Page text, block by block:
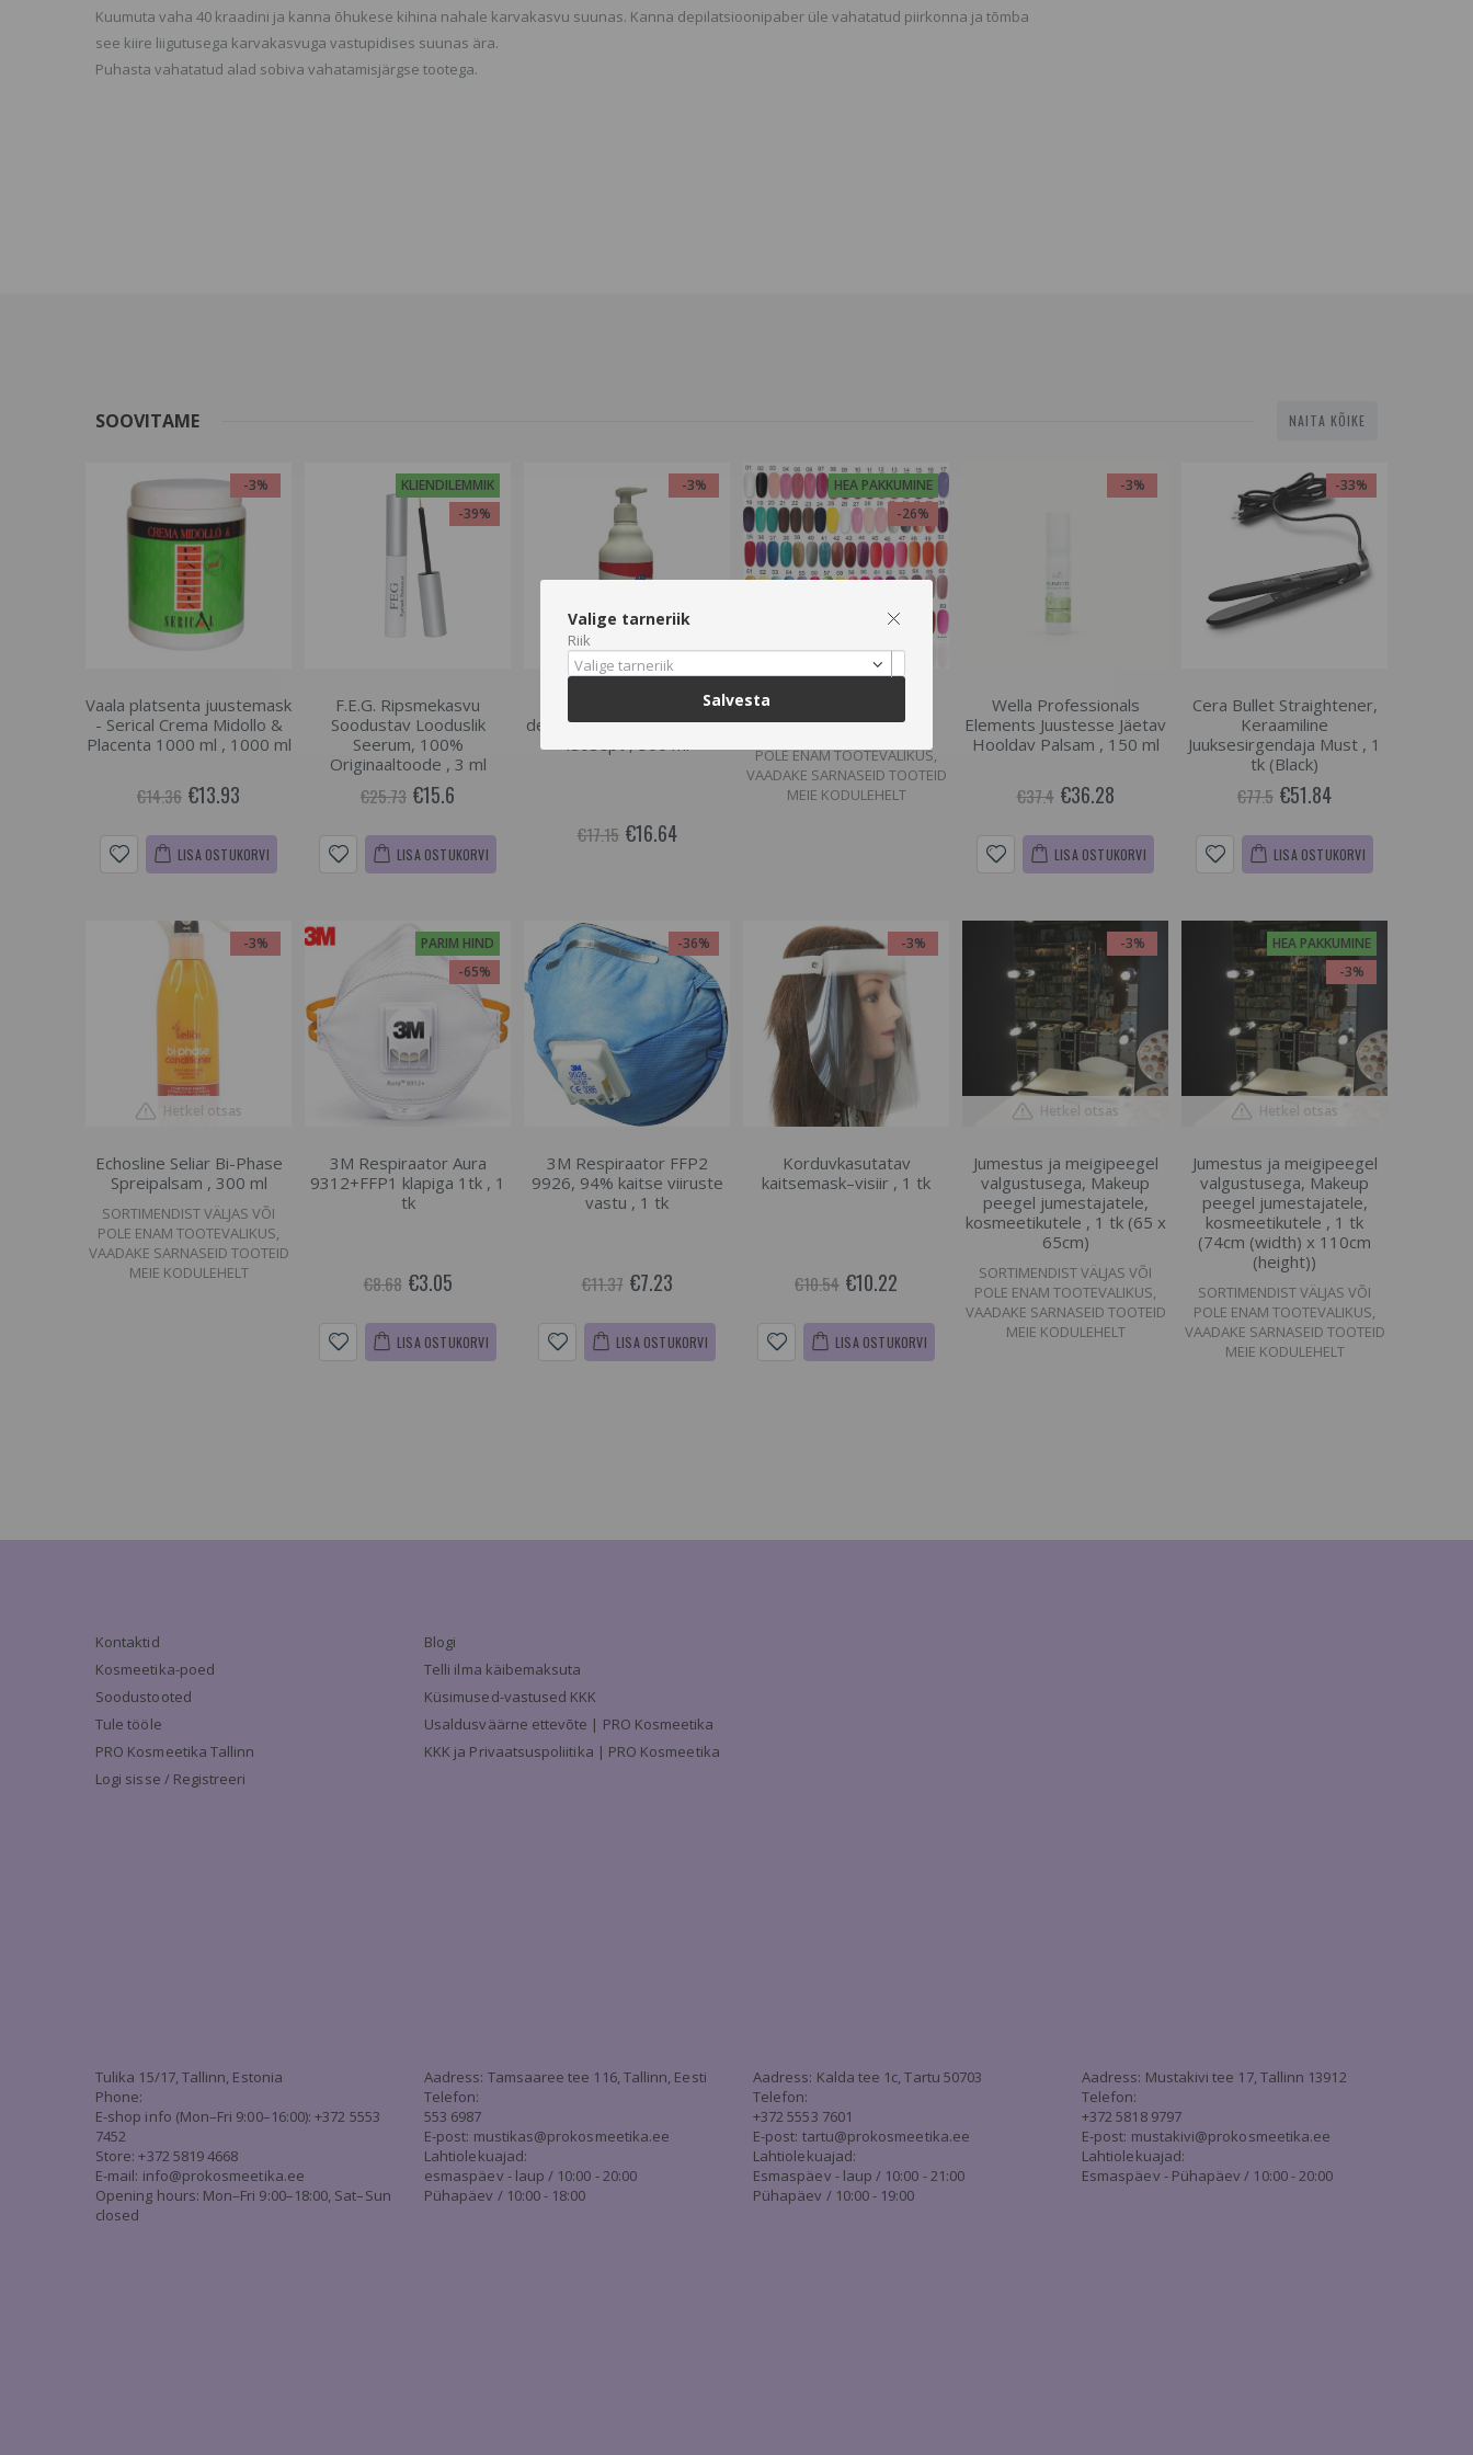
Kuumuta vaha 40 kraadini ja kanna õhukese kihina nahale karvakasvu suunas. Kanna depilatsioonipaber üle vahatatud piirkonna ja tõmba
see kiire liigutusega karvakasvuga vastupidises suunas ära.
Puhasta vahatatud alad sobiva vahatamisjärgse tootega.
SOOVITAME NAITA KÕIKE
-3%
Vaala platsenta juustemask
- Serical Crema Midollo &
Placenta 1000 ml , 1000 ml
€14.36 €13.93
LISA OSTUKORVI
KLIENDILEMMIK
-39%
F.E.G. Ripsmekasvu
Soodustav Looduslik
Seerum, 100%
Originaaltoode , 3 ml
€25.73 €15.6
LISA OSTUKORVI
-3%
Hetkel otsas
Antiseptiline geel käte
desinfitseerimiseks, Erisan
Isosept , 500 ml
€17.15 €16.64
HEA PAKKUMINE
-26%
Hetkel otsas
Geellakk Aden, 10ml.
POLE ENAM TOOTEVALIKUS,
VAADAKE SARNASEID TOOTEID
MEIE KODULEHELT
-3%
Wella Professionals
Elements Juustesse Jäetav
Hooldav Palsam , 150 ml
€37.4 €36.28
LISA OSTUKORVI
-33%
Cera Bullet Straightener,
Keraamiline
Juuksesirgendaja Must , 1
tk (Black)
€77.5 €51.84
LISA OSTUKORVI
-3%
Hetkel otsas
Echosline Seliar Bi-Phase
Spreipalsam , 300 ml
SORTIMENDIST VÄLJAS VÕI
POLE ENAM TOOTEVALIKUS,
VAADAKE SARNASEID TOOTEID
MEIE KODULEHELT
PARIM HIND
-65%
3M Respiraator Aura
9312+FFP1 klapiga 1tk , 1
tk
€8.68 €3.05
LISA OSTUKORVI
-36%
3M Respiraator FFP2
9926, 94% kaitse viiruste
vastu , 1 tk
€11.37 €7.23
LISA OSTUKORVI
-3%
Korduvkasutatav
kaitsemask–visiir , 1 tk
€10.54 €10.22
LISA OSTUKORVI
-3%
Hetkel otsas
Jumestus ja meigipeegel
valgustusega, Makeup
peegel jumestajatele,
kosmeetikutele , 1 tk (65 x
65cm)
SORTIMENDIST VÄLJAS VÕI
POLE ENAM TOOTEVALIKUS,
VAADAKE SARNASEID TOOTEID
MEIE KODULEHELT
HEA PAKKUMINE
-3%
Hetkel otsas
Jumestus ja meigipeegel
valgustusega, Makeup
peegel jumestajatele,
kosmeetikutele , 1 tk
(74cm (width) x 110cm
(height))
SORTIMENDIST VÄLJAS VÕI
POLE ENAM TOOTEVALIKUS,
VAADAKE SARNASEID TOOTEID
MEIE KODULEHELT
Kontaktid
Kosmeetika-poed
Soodustooted
Tule tööle
PRO Kosmeetika Tallinn
Logi sisse / Registreeri
Blogi
Telli ilma käibemaksuta
Küsimused-vastused KKK
Usaldusväärne ettevõte | PRO Kosmeetika
KKK ja Privaatsuspoliitika | PRO Kosmeetika
Tulika 15/17, Tallinn, Estonia
Phone:
E-shop info (Mon–Fri 9:00–16:00): +372 5553
7452
Store: +372 5819 4668
E-mail: info@prokosmeetika.ee
Opening hours: Mon–Fri 9:00–18:00, Sat–Sun
closed
Aadress: Tamsaaree tee 116, Tallinn, Eesti
Telefon:
553 6987
E-post: mustikas@prokosmeetika.ee
Lahtiolekuajad:
esmaspäev - laup / 10:00 - 20:00
Pühapäev / 10:00 - 18:00
Aadress: Kalda tee 1c, Tartu 50703
Telefon:
+372 5553 7601
E-post: tartu@prokosmeetika.ee
Lahtiolekuajad:
Esmaspäev - laup / 10:00 - 21:00
Pühapäev / 10:00 - 19:00
Aadress: Mustakivi tee 17, Tallinn 13912
Telefon:
+372 5818 9797
E-post: mustakivi@prokosmeetika.ee
Lahtiolekuajad:
Esmaspäev - Pühapäev / 10:00 - 20:00
Valige tarneriik
Riik
Valige tarneriik
Salvesta